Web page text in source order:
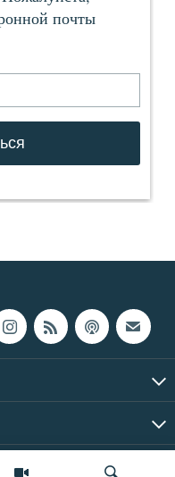
Inc. | Все права защищены.